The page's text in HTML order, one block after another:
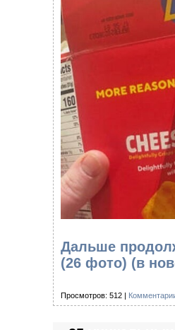
Дальше
(26 фото) (в
Просмотров: 512 |